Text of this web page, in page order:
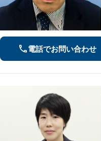
電話でお問い合わせ